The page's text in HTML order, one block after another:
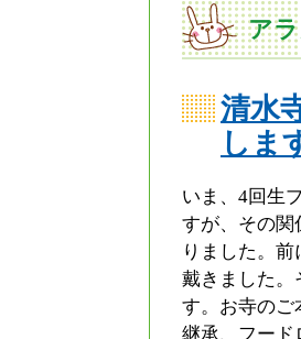
ア
清水
しま
いま、4回生
すが、その関
りました。
戴きました。
す。お寺のご
継承、フード